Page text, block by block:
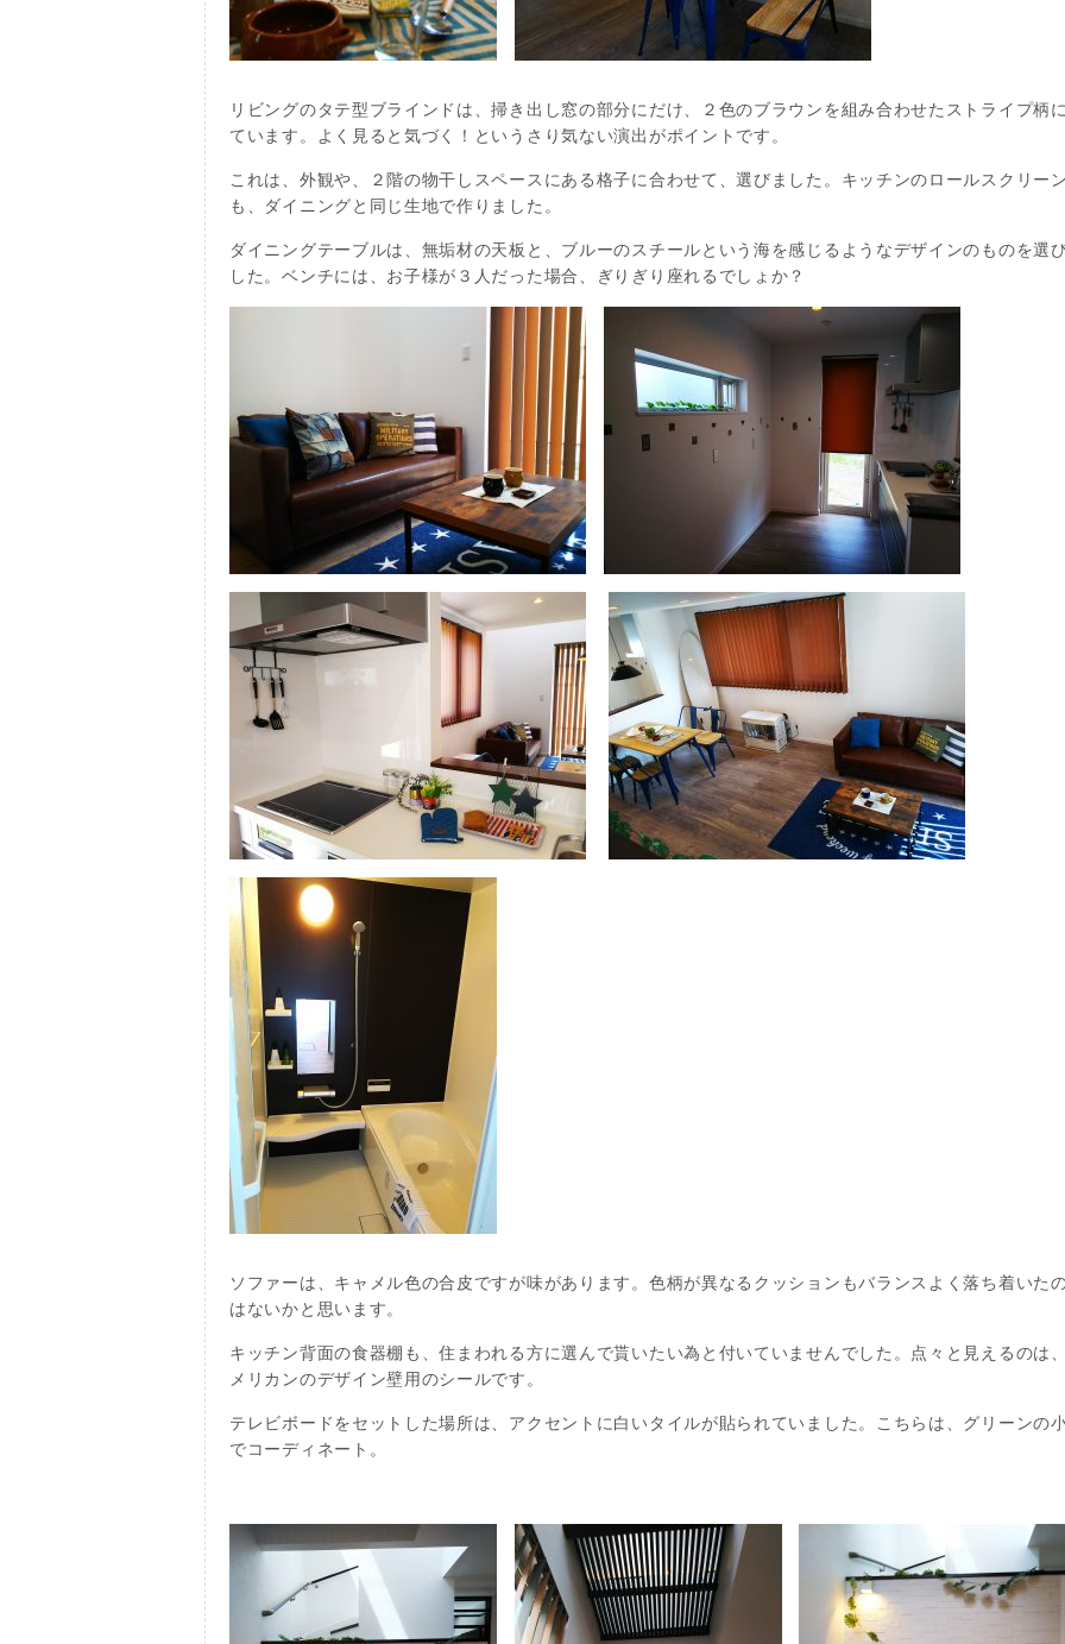
リビングのタテ型ブラインドは、掃き出し窓の部分にだけ、２色のブラウンを組み合わせたストライプ柄
ています。よく見ると気づく！というさり気ない演出がポイントです。
これは、外観や、２階の物干しスペースにある格子に合わせて、選びました。キッチンのロールスクリーン
も、ダイニングと同じ生地で作りました。
ダイニングテーブルは、無垢材の天板と、ブルーのスチールという海を感じるようなデザインのものを選
した。ベンチには、お子様が３人だった場合、ぎりぎり座れるでしょか？
ソファーは、キャメル色の合皮ですが味があります。色柄が異なるクッションもバランスよく落ち着いた
はないかと思います。
キッチン背面の食器棚も、住まわれる方に選んで貰いたい為と付いていませんでした。点々と見えるのは
メリカンのデザイン壁用のシールです。
テレビボードをセットした場所は、アクセントに白いタイルが貼られていました。こちらは、グリーンの
でコーディネート。